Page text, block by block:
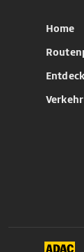
Home
Verkehr